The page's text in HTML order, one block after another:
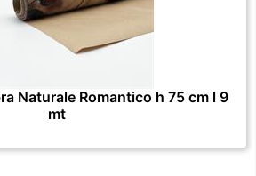
Naturale Romantico h 75 cm l 9
mt